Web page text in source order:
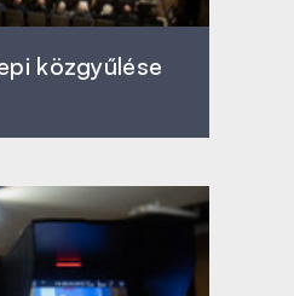
közgyűlése